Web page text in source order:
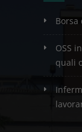
OSS
quali